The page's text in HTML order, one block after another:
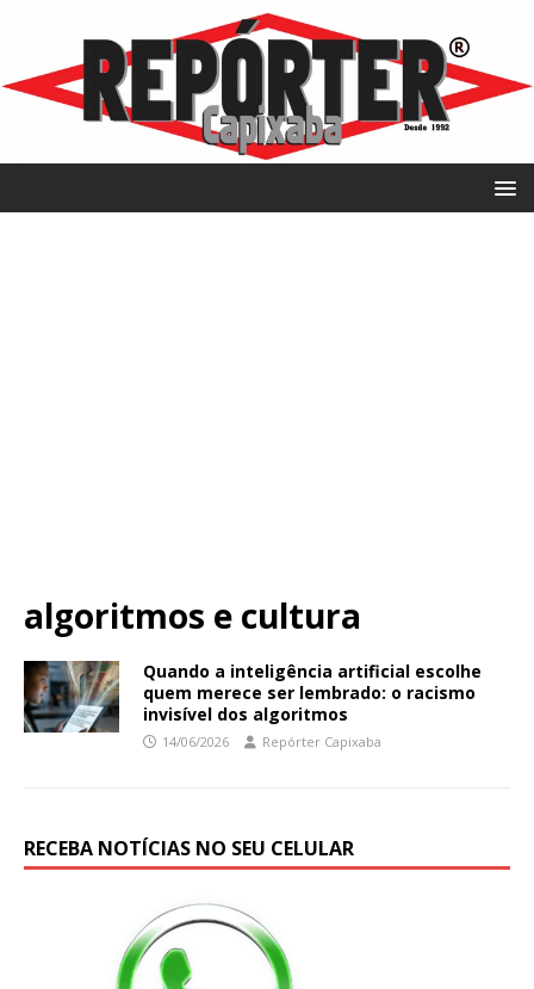
algoritmos e cultura
Quando a inteligência artificial escolhe
quem merece ser lembrado: o racismo
invisível dos algoritmos
14/06/2026 Repórter Capixaba
RECEBA NOTÍCIAS NO SEU CELULAR